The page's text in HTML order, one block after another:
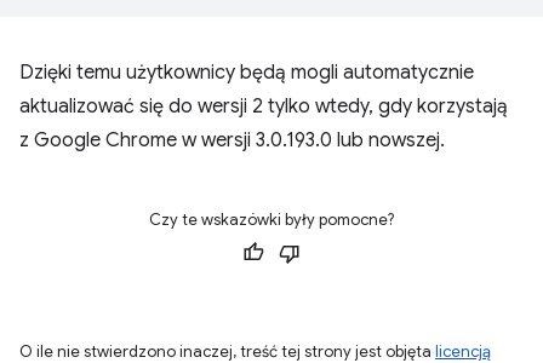
Dzięki temu użytkownicy będą mogli automatycznie
aktualizować się do wersji 2 tylko wtedy, gdy korzystają
z Google Chrome w wersji 3.0.193.0 lub nowszej.
Czy te wskazówki były pomocne?
O ile nie stwierdzono inaczej, treść tej strony jest objęta licencją